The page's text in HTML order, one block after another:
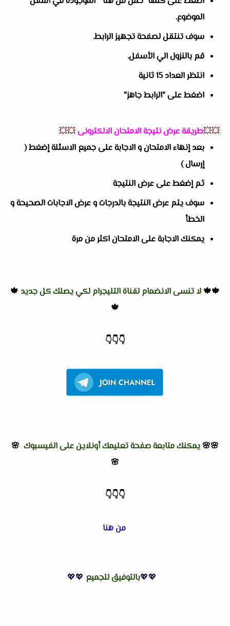
الموضوع.
سوف تنتقل لصفحة تجهيز الرابط.
قم بالنزول الي الأسفل.
انتظر العداد 15 ثانية
اضغط على "الرابط جاهز"
💥💥طريقة عرض نتيجة الامتحان الالكترونى💥💥
بعد إنهاء الامتحان و الاجابة على جميع الاسئلة إضغط (
إرسال )
ثم إضغط على عرض النتيجة
سوف يتم عرض النتيجة بالدرجات و عرض الاجابات الصحيحة و
الخطأ
يمكنك الاجابة على الامتحان اكثر من مرة
🍁🍁 لا تنسى الانضمام لقناة التليجرام لكي يصلك كل جديد 🍁
🍁
👇
👇
👇
🌸🌸 يمكنك متابعة صفحة تعليمك أونلاين على الفيسبوك 🌸
🌸
👇
👇
👇
من هنا
💖💖بالتوفيق للجميع 💖💖